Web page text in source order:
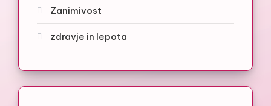
Zanimivost
zdravje in lepota